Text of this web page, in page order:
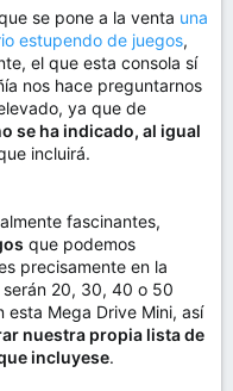
se pone a la venta una
estupendo de juegos,
el que esta consola sí
nos hace preguntarnos
ya que de
se ha indicado, al igual
incluirá.
fascinantes,
que podemos
precisamente en la
serán 20, 30, 40 o 50
esta Mega Drive Mini, así
nuestra propia lista de
incluyese.